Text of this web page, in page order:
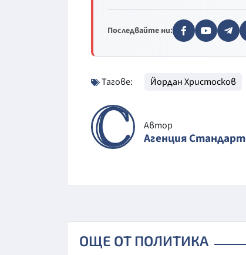
Последвайте ни:
Тагове: Йордан Христосков
Автор
Агенция Стандарт
ОЩЕ ОТ ПОЛИТИКА